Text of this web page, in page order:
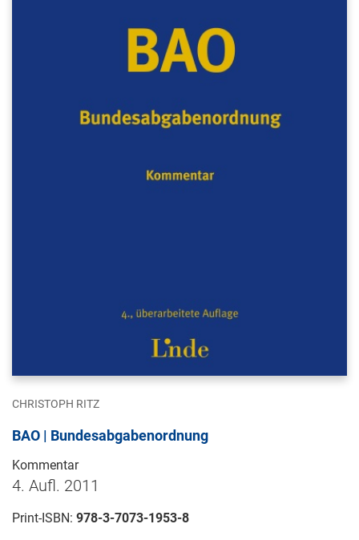
CHRISTOPH RITZ
BAO | Bundesabgabenordnung
Kommentar
4. Aufl. 2011
Print-ISBN: 978-3-7073-1953-8